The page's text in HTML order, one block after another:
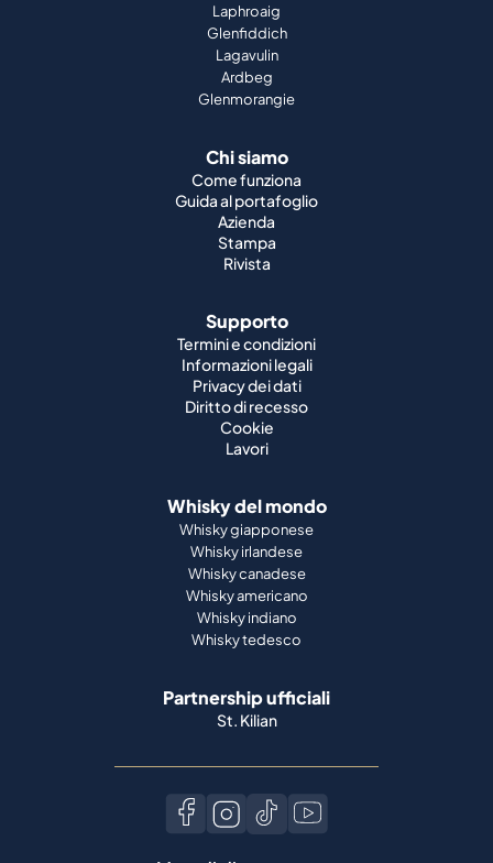
Laphroaig
Glenfiddich
Lagavulin
Ardbeg
Glenmorangie
Chi siamo
Come funziona
Guida al portafoglio
Azienda
Stampa
Rivista
Supporto
Termini e condizioni
Informazioni legali
Privacy dei dati
Diritto di recesso
Cookie
Lavori
Whisky del mondo
Whisky giapponese
Whisky irlandese
Whisky canadese
Whisky americano
Whisky indiano
Whisky tedesco
Partnership ufficiali
St. Kilian